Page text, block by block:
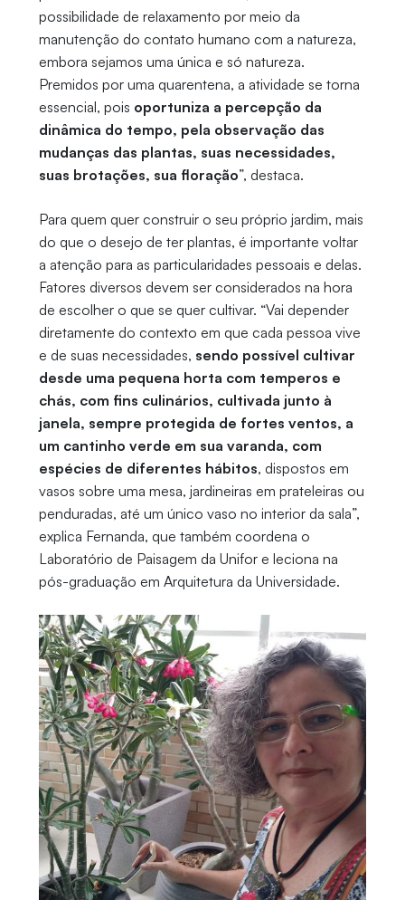
possibilidade de relaxamento por meio da
manutenção do contato humano com a natureza,
embora sejamos uma única e só natureza.
Premidos por uma quarentena, a atividade se torna
essencial, pois oportuniza a percepção da
dinâmica do tempo, pela observação das
mudanças das plantas, suas necessidades,
suas brotações, sua floração”, destaca.
Para quem quer construir o seu próprio jardim, mais
do que o desejo de ter plantas, é importante voltar
a atenção para as particularidades pessoais e delas.
Fatores diversos devem ser considerados na hora
de escolher o que se quer cultivar. “Vai depender
diretamente do contexto em que cada pessoa vive
e de suas necessidades, sendo possível cultivar
desde uma pequena horta com temperos e
chás, com fins culinários, cultivada junto à
janela, sempre protegida de fortes ventos, a
um cantinho verde em sua varanda, com
espécies de diferentes hábitos, dispostos em
vasos sobre uma mesa, jardineiras em prateleiras ou
penduradas, até um único vaso no interior da sala”,
explica Fernanda, que também coordena o
Laboratório de Paisagem da Unifor e leciona na
pós-graduação em Arquitetura da Universidade.